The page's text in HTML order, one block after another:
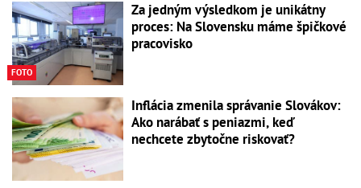
FOTO
Za jedným výsledkom je unikátny
proces: Na Slovensku máme špičkové
pracovisko
Inflácia zmenila správanie Slovákov:
Ako narábať s peniazmi, keď
nechcete zbytočne riskovať?